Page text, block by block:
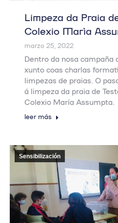
Limpeza da Praia
Colexio María
marzo 25, 2022
Dentro da nosa campaña
xunto coas charlas
limpezas de praias. O
á limpeza da praia de
Colexio María
leer más
Sensibilización